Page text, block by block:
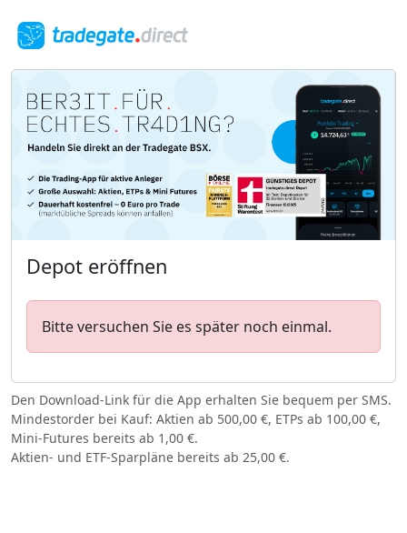
Depot eröffnen
Bitte versuchen Sie es später noch einmal.
Den Download-Link für die App erhalten Sie bequem per SMS.
Mindestorder bei Kauf: Aktien ab 500,00 €, ETPs ab 100,00 €,
Mini-Futures bereits ab 1,00 €.
Aktien- und ETF-Sparpläne bereits ab 25,00 €.